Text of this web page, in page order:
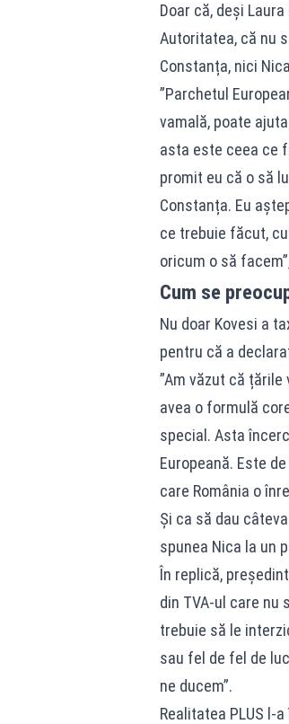
Doar că, deși
Autoritatea, că nu
Constanța, nici
”Parchetul
vamală, poate
asta este ceea ce
promit eu că o să
Constanța. Eu
ce trebuie făcut,
oricum o să
Cum se
Nu doar Kovesi a
pentru că a
”Am văzut că
avea o formulă
special. Asta
Europeană. Este
care România o
Și ca să dau
spunea Nica la un
În replică,
din TVA-ul care nu
trebuie să le
sau fel de fel de
ne ducem”.
Realitatea PLUS l-